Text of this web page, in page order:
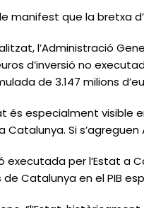
manifest que la bretxa
l’Administració
d’inversió no
de 3.147 milions
especialment visible
Si s’agreguen
executada per l’Estat a
Catalunya en el PIB